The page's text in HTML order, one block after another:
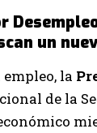
un
la
de la